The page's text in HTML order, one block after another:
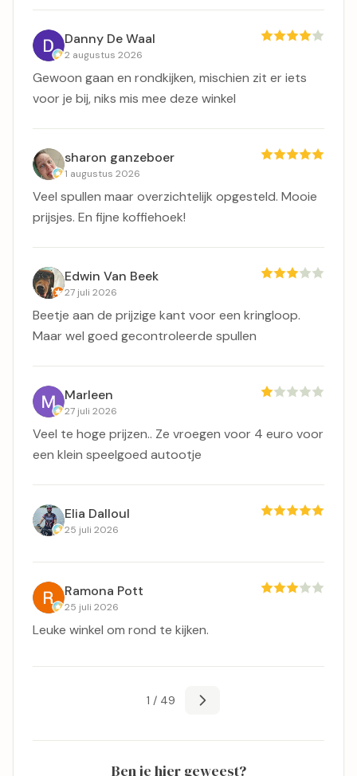
Danny De Waal
2 augustus 2026
Gewoon gaan en rondkijken, mischien zit er iets
voor je bij, niks mis mee deze winkel
sharon ganzeboer
1 augustus 2026
Veel spullen maar overzichtelijk opgesteld. Mooie
prijsjes. En fijne koffiehoek!
Edwin Van Beek
27 juli 2026
Beetje aan de prijzige kant voor een kringloop.
Maar wel goed gecontroleerde spullen
Marleen
27 juli 2026
Veel te hoge prijzen.. Ze vroegen voor 4 euro voor
een klein speelgoed autootje
Elia Dalloul
25 juli 2026
Ramona Pott
25 juli 2026
Leuke winkel om rond te kijken.
1 / 49
Ben je hier geweest?